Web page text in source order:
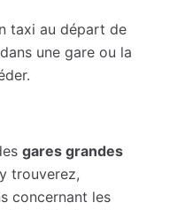
taxi au départ de
une gare ou la
gares grandes
trouverez,
concernant les